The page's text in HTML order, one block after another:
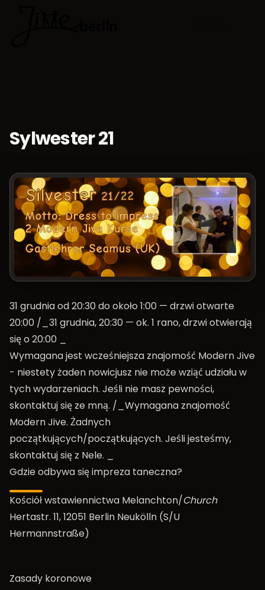
Sylwester 21
31 grudnia od 20:30 do około 1:00 — drzwi otwarte
20:00 /_31 grudnia, 20:30 — ok. 1 rano, drzwi otwierają
się o 20:00 _
Wymagana jest wcześniejsza znajomość Modern Jive
- niestety żaden nowicjusz nie może wziąć udziału w
tych wydarzeniach. Jeśli nie masz pewności,
skontaktuj się ze mną. /_Wymagana znajomość
Modern Jive. Żadnych
początkujących/początkujących. Jeśli jesteśmy,
skontaktuj się z Nele. _
Gdzie odbywa się impreza taneczna?
Kościół wstawiennictwa Melanchton/Church
Hertastr. 11, 12051 Berlin Neukölln (S/U
Hermannstraße)
Zasady koronowe